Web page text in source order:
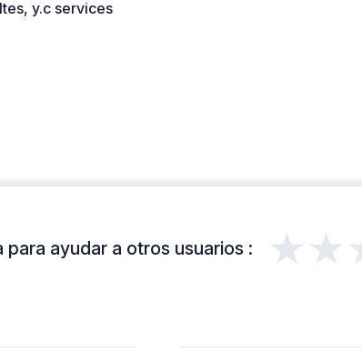
y.c services
para ayudar a otros usuarios :